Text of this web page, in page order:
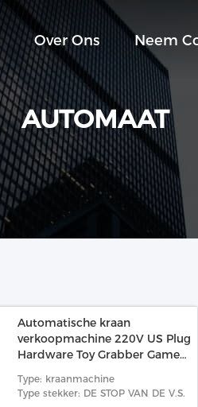
Over Ons Neem
AUTOMAAT
Automatische kraan
verkoopmachine 220V US Plug
Hardware Toy Grabber Game
Type: kraanmachine
Type stekker: DE STOP VAN DE V.S.